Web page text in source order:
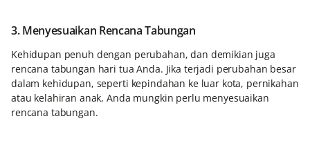
3. Menyesuaikan Rencana Tabungan
Kehidupan penuh dengan perubahan, dan demikian juga
rencana tabungan hari tua Anda. Jika terjadi perubahan besar
dalam kehidupan, seperti kepindahan ke luar kota, pernikahan
atau kelahiran anak, Anda mungkin perlu menyesuaikan
rencana tabungan.